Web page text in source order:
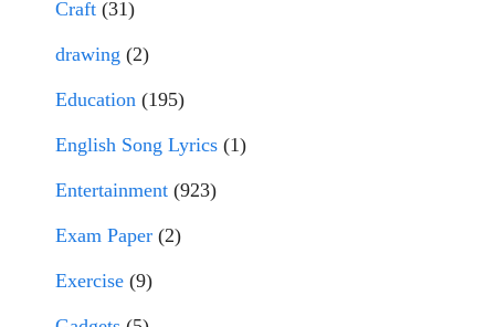
Craft (31)
drawing (2)
Education (195)
English Song Lyrics (1)
Entertainment (923)
Exam Paper (2)
Exercise (9)